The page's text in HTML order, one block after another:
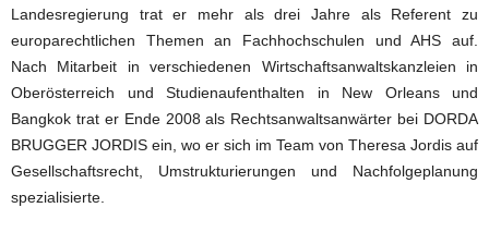
Landesregierung trat er mehr als drei Jahre als Referent zu
europarechtlichen Themen an Fachhochschulen und AHS auf.
Nach Mitarbeit in verschiedenen Wirtschaftsanwaltskanzleien in
Oberösterreich und Studienaufenthalten in New Orleans und
Bangkok trat er Ende 2008 als Rechtsanwaltsanwärter bei DORDA
BRUGGER JORDIS ein, wo er sich im Team von Theresa Jordis auf
Gesellschaftsrecht, Umstrukturierungen und Nachfolgeplanung
spezialisierte.